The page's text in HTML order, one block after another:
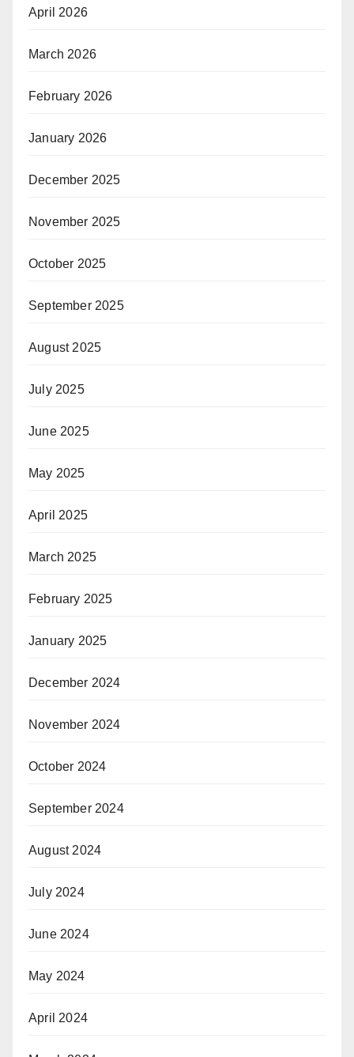
April 2026
March 2026
February 2026
January 2026
December 2025
November 2025
October 2025
September 2025
August 2025
July 2025
June 2025
May 2025
April 2025
March 2025
February 2025
January 2025
December 2024
November 2024
October 2024
September 2024
August 2024
July 2024
June 2024
May 2024
April 2024